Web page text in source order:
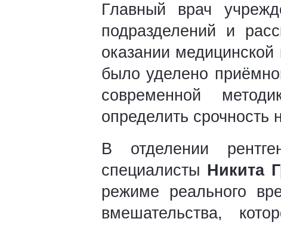
Главный врач
подразделений и
оказании
было уделено
современной
определить
В отделении
специалисты Никита
режиме реального
вмешательства,